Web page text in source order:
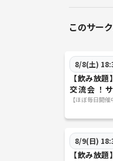
このサー
8/8(土)
【飲み放
交流会！
杯！初参
【ほぼ毎日開
8/9(日)
【飲み放